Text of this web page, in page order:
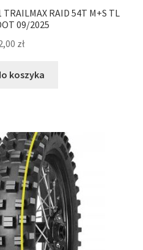
RAID 54T M+S TL
09/2025
zł
koszyka